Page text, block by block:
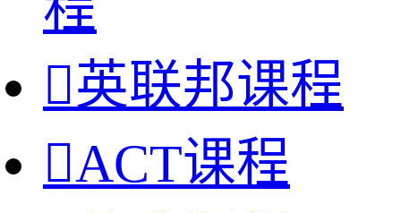
英联邦课程
ACT课程